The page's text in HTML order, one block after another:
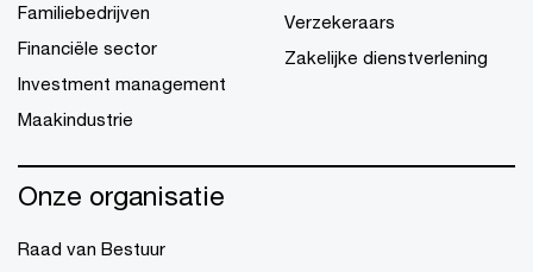
Familiebedrijven
Financiële sector
Investment management
Maakindustrie
Verzekeraars
Zakelijke dienstverlening
Onze organisatie
Raad van Bestuur